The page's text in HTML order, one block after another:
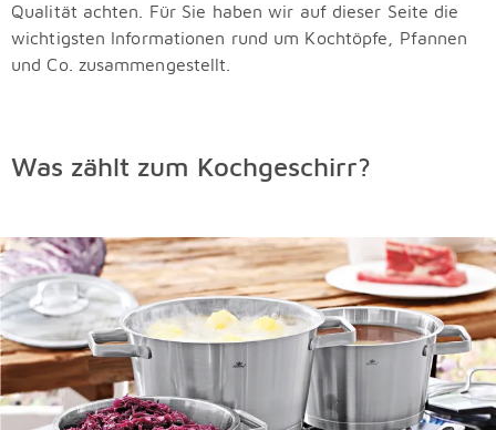
Qualität achten. Für Sie haben wir auf dieser Seite die
wichtigsten Informationen rund um Kochtöpfe, Pfannen
und Co. zusammengestellt.
Was zählt zum Kochgeschirr?